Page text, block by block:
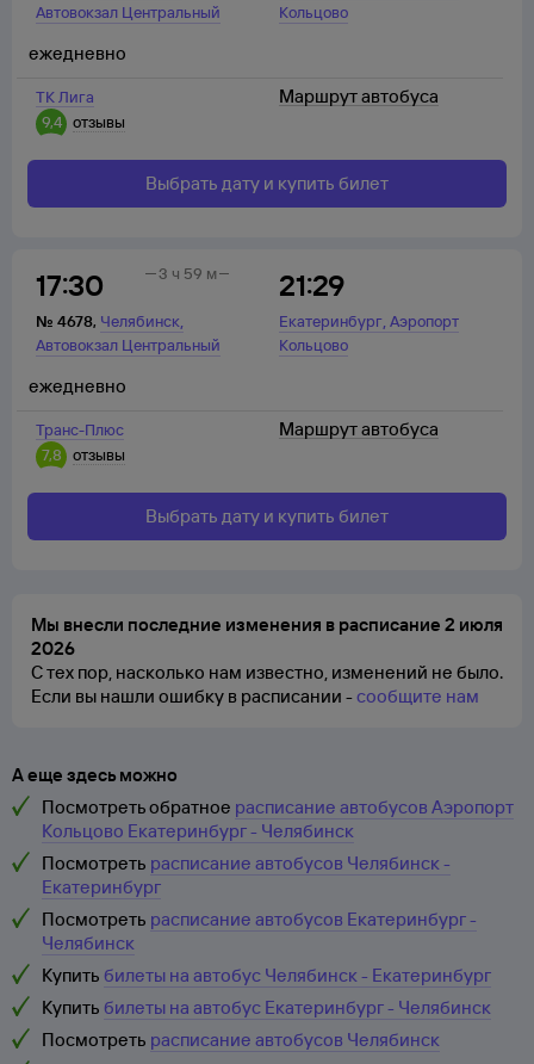
Автовокзал Центральный
Кольцово
ТК Лига
9,4 отзывы
ежедневно
Маршрут автобуса
Выбрать дату и купить билет
17:30
№ 4678, Челябинск,
Автовокзал Центральный
21:29
Екатеринбург,Аэропорт
Кольцово
3 ч 59 м
Транс-Плюс
7,8
отзывы
ежедневно
Маршрут автобуса
Выбрать дату и купить билет
Мы внесли последние изменения в расписание 2 июля
2026
С тех пор, насколько нам известно, изменений не было.
Если вы нашли ошибку в расписании -сообщите нам
А еще здесь можно
Посмотреть обратное расписание автобусов Аэропорт
Кольцово Екатеринбург - Челябинск
Посмотреть расписание автобусов Челябинск -
Екатеринбург
Посмотреть расписание автобусов Екатеринбург -
Челябинск
Купить билеты на автобус Челябинск - Екатеринбург
Купить билеты на автобус Екатеринбург - Челябинск
Посмотреть расписание автобусов Челябинск